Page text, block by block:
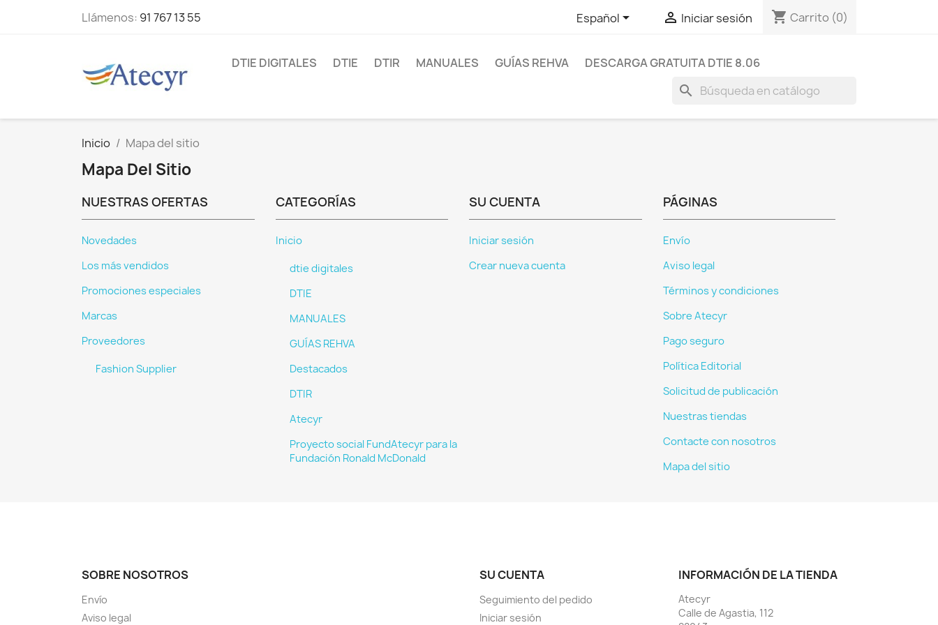
Llámenos: 91 767 13 55 Español  Iniciar sesión shopping_cart Carrito (0)
DTIE DIGITALES DTIE DTIR MANUALES GUÍAS REHVA DESCARGA GRATUITA DTIE 8.06
search
Inicio Mapa del sitio
Mapa Del Sitio
NUESTRAS OFERTAS
Novedades
Los más vendidos
Promociones especiales
Marcas
Proveedores
Fashion Supplier
CATEGORÍAS
Inicio
dtie digitales
DTIE
MANUALES
GUÍAS REHVA
Destacados
DTIR
Atecyr
Proyecto social FundAtecyr para la
Fundación Ronald McDonald
SU CUENTA
Iniciar sesión
Crear nueva cuenta
PÁGINAS
Envío
Aviso legal
Términos y condiciones
Sobre Atecyr
Pago seguro
Política Editorial
Solicitud de publicación
Nuestras tiendas
Contacte con nosotros
Mapa del sitio
SOBRE NOSOTROS
Envío
Aviso legal
SU CUENTA
Seguimiento del pedido
Iniciar sesión
INFORMACIÓN DE LA TIENDA
Atecyr
Calle de Agastia, 112